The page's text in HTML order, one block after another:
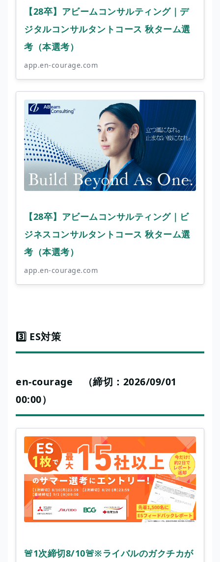
【28卒】アビームコンサルティング｜デ
ジタルコンサルタントコース 秋ターム選
考（本選考）
app.en-courage.com
【28卒】アビームコンサルティング｜ビ
ジネスコンサルタントコース 秋ターム選
考（本選考）
app.en-courage.com
3️⃣ ES対策
en-courage （締切：2026/09/01
00:00）
🚨1次締切8/10🚨※ライバルのガクチカが